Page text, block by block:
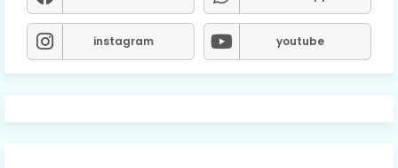
instagram youtube